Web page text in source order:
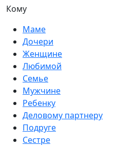
Кому
Маме
Дочери
Женщине
Любимой
Семье
Мужчине
Ребенку
Деловому партнеру
Подруге
Сестре